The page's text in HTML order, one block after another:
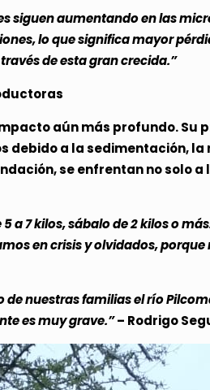
siguen aumentando en las
lo que significa mayor
de esta gran crecida.”
aún más profundo.
debido a la sedimentación,
se enfrentan no solo
7 kilos, sábalo de 2 kilos o
en crisis y olvidados,
nuestras familias el río
es muy grave.”– Rodrigo